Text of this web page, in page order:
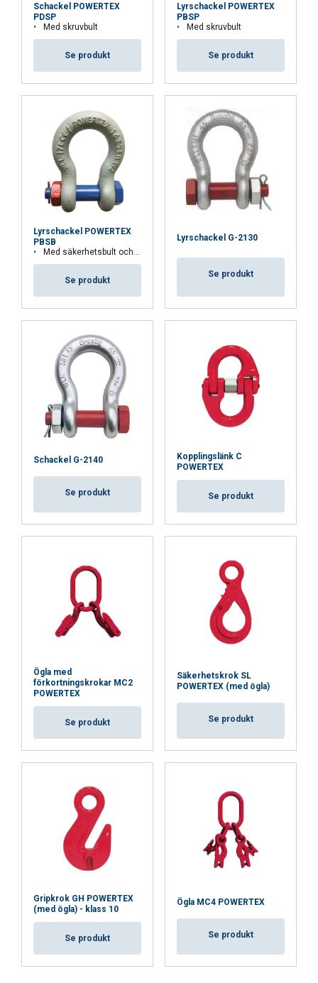
Säkerhetsfaktor:
Klass:
Schackel POWERTEX
PDSP
Med skruvbult
Se produkt
Lyrschackel POWERTEX
PBSP
Med skruvbult
Se produkt
Lyrschackel POWERTEX
PBSB
Med säkerhetsbult och mutter med saxsprint i rostfritt stål
Se produkt
Lyrschackel G-2130
Se produkt
Schackel G-2140
Se produkt
Kopplingslänk C
POWERTEX
Se produkt
Ögla med
förkortningskrokar MC2
POWERTEX
Se produkt
Säkerhetskrok SL
POWERTEX (med ögla)
Se produkt
Gripkrok GH POWERTEX
(med ögla) - klass 10
Se produkt
Ögla MC4 POWERTEX
Se produkt
AVVISA ALLT
VISA DETALJER
Cookie Policy